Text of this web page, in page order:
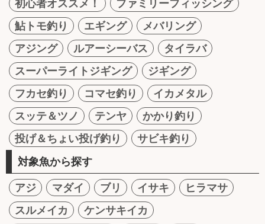
初心者オススメ！
ファミリーフィッシング
鮎トモ釣り
エギング
メバリング
アジング
ルアーシーバス
タイラバ
スーパーライトジギング
ジギング
フカセ釣り
コマセ釣り
イカメタル
スッテ＆ツノ
テンヤ
かかり釣り
投げ＆ちょい投げ釣り
サビキ釣り
対象魚から探す
アジ マダイ ブリ イサキ
ヒラマサ
スルメイカ
ケンサキイカ